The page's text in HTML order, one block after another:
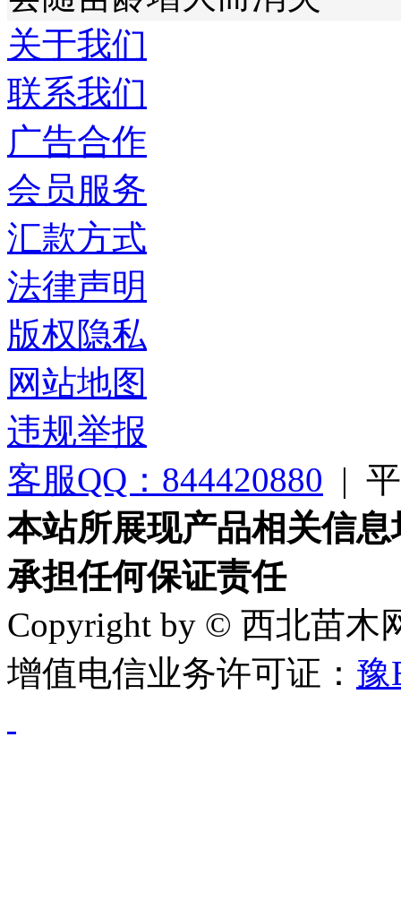
关于我们
联系我们
广告合作
会员服务
汇款方式
法律声明
版权隐私
网站地图
违规举报
客服QQ：844420880 |
本站所展现产品相关信
承担任何保证责任
Copyright by © 西北苗木
增值电信业务许可证： 豫